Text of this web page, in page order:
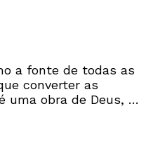
a fonte de todas as
converter as
uma obra de Deus, e